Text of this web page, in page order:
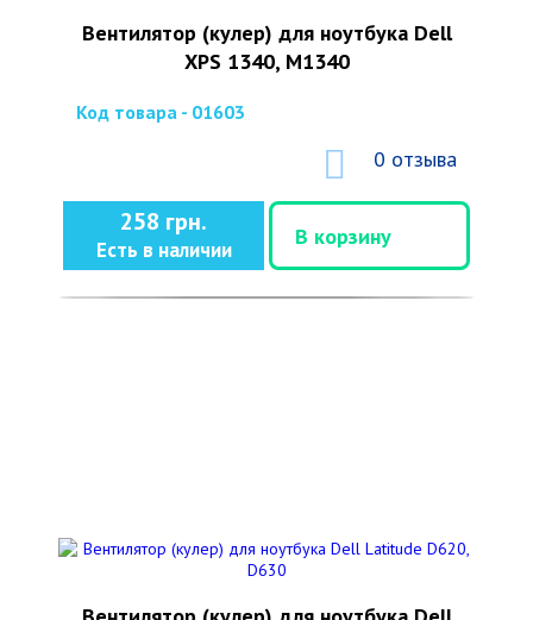
Вентилятор (кулер) для ноутбука Dell
XPS 1340, M1340
Код товара - 01603
0 отзыва
258 грн.
Есть в наличии
В корзину